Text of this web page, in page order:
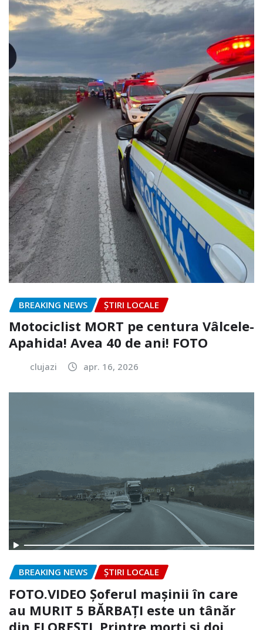
BREAKING NEWS ȘTIRI LOCALE
Motociclist MORT pe centura Vâlcele-
Apahida! Avea 40 de ani! FOTO
clujazi apr. 16, 2026
BREAKING NEWS ȘTIRI LOCALE
FOTO.VIDEO Șoferul mașinii în care
au MURIT 5 BĂRBAȚI este un tânăr
din FLOREȘTI. Printre morți și doi